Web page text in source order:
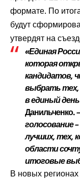
формате. По
будут
утвердят на
«Единая
которая
кандидатов,
выбрать тех,
в единый
Данильченко.
голосование
лучших, тех,
области
итоговые
В новых регионах